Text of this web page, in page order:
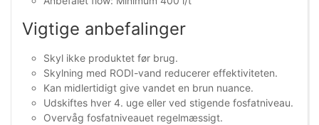
Vigtige anbefalinger
Skyl ikke produktet før brug.
Skylning med RODI-vand reducerer effektiviteten.
Kan midlertidigt give vandet en brun nuance.
Udskiftes hver 4. uge eller ved stigende fosfatniveau.
Overvåg fosfatniveauet regelmæssigt.